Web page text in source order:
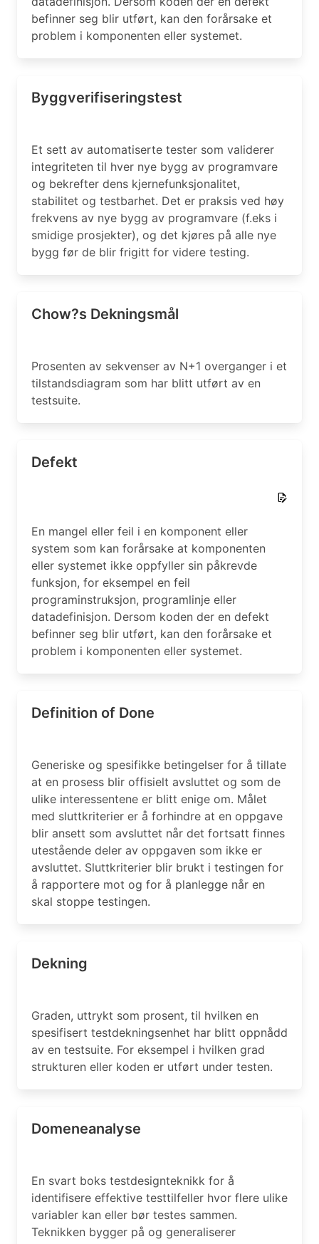
befinner seg blir utført, kan den forårsake et
problem i komponenten eller systemet.
Byggverifiseringstest
Et sett av automatiserte tester som validerer
integriteten til hver nye bygg av programvare
og bekrefter dens kjernefunksjonalitet,
stabilitet og testbarhet. Det er praksis ved høy
frekvens av nye bygg av programvare (f.eks i
smidige prosjekter), og det kjøres på alle nye
bygg før de blir frigitt for videre testing.
Chow?s Dekningsmål
Prosenten av sekvenser av N+1 overganger i et
tilstandsdiagram som har blitt utført av en
testsuite.
Defekt
En mangel eller feil i en komponent eller
system som kan forårsake at komponenten
eller systemet ikke oppfyller sin påkrevde
funksjon, for eksempel en feil
programinstruksjon, programlinje eller
datadefinisjon. Dersom koden der en defekt
befinner seg blir utført, kan den forårsake et
problem i komponenten eller systemet.
Definition of Done
Generiske og spesifikke betingelser for å tillate
at en prosess blir offisielt avsluttet og som de
ulike interessentene er blitt enige om. Målet
med sluttkriterier er å forhindre at en oppgave
blir ansett som avsluttet når det fortsatt finnes
utestående deler av oppgaven som ikke er
avsluttet. Sluttkriterier blir brukt i testingen for
å rapportere mot og for å planlegge når en
skal stoppe testingen.
Dekning
Graden, uttrykt som prosent, til hvilken en
spesifisert testdekningsenhet har blitt oppnådd
av en testsuite. For eksempel i hvilken grad
strukturen eller koden er utført under testen.
Domeneanalyse
En svart boks testdesignteknikk for å
identifisere effektive testtilfeller hvor flere ulike
variabler kan eller bør testes sammen.
Teknikken bygger på og generaliserer